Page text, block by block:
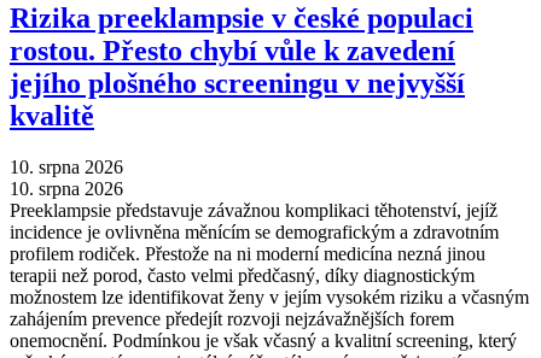
Rizika preeklampsie v české populaci
rostou. Přesto chybí vůle k zavedení
jejího plošného screeningu v nejvyšší
kvalitě
10. srpna 2026
10. srpna 2026
Preeklampsie představuje závažnou komplikaci těhotenství, jejíž
incidence je ovlivněna měnícím se demografickým a zdravotním
profilem rodiček. Přestože na ni moderní medicína nezná jinou
terapii než porod, často velmi předčasný, díky diagnostickým
možnostem lze identifikovat ženy v jejím vysokém riziku a včasným
zahájením prevence předejít rozvoji nejzávažnějších forem
onemocnění. Podmínkou je však včasný a kvalitní screening, který